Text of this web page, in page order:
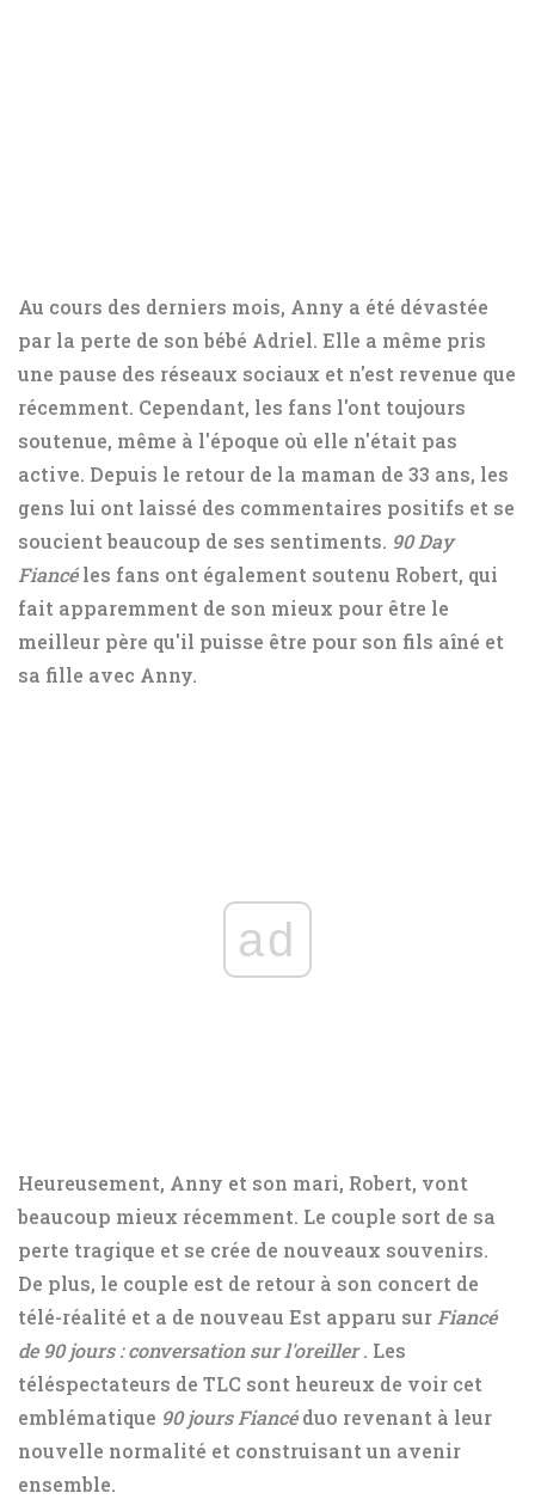
Au cours des derniers mois, Anny a été dévastée
par la perte de son bébé Adriel. Elle a même pris
une pause des réseaux sociaux et n'est revenue que
récemment. Cependant, les fans l'ont toujours
soutenue, même à l'époque où elle n'était pas
active. Depuis le retour de la maman de 33 ans, les
gens lui ont laissé des commentaires positifs et se
soucient beaucoup de ses sentiments. 90 Day
Fiancéles fans ont également soutenu Robert, qui
fait apparemment de son mieux pour être le
meilleur père qu'il puisse être pour son fils aîné et
sa fille avec Anny.
ad
Heureusement, Anny et son mari, Robert, vont
beaucoup mieux récemment. Le couple sort de sa
perte tragique et se crée de nouveaux souvenirs.
De plus, le couple est de retour à son concert de
télé-réalité et a de nouveau Est apparu sur Fiancé
de 90 jours : conversation sur l'oreiller. Les
téléspectateurs de TLC sont heureux de voir cet
emblématique 90 jours Fiancé duo revenant à leur
nouvelle normalité et construisant un avenir
ensemble.